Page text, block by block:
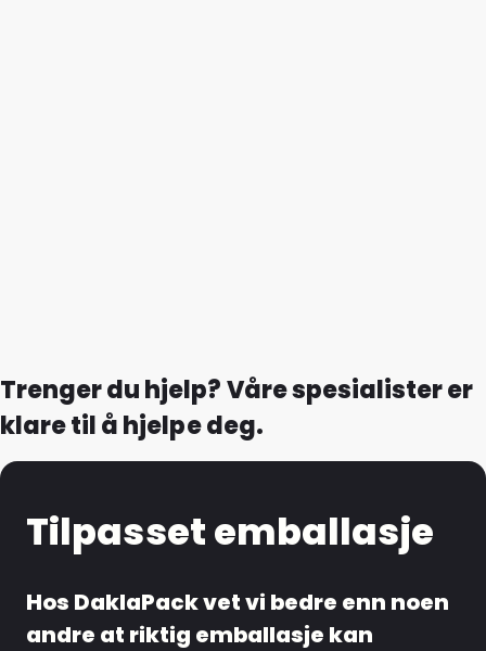
Trenger du hjelp? Våre spesialister er
klare til å hjelpe deg.
Tilpasset emballasje
Hos DaklaPack vet vi bedre enn noen
andre at riktig emballasje kan